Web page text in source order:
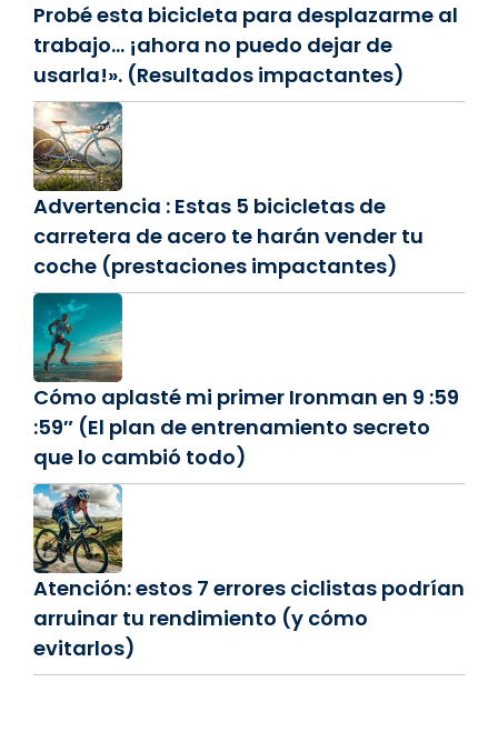
Probé esta bicicleta para desplazarme al
trabajo… ¡ahora no puedo dejar de
usarla!». (Resultados impactantes)
Advertencia : Estas 5 bicicletas de
carretera de acero te harán vender tu
coche (prestaciones impactantes)
Cómo aplasté mi primer Ironman en 9 :59
:59″ (El plan de entrenamiento secreto
que lo cambió todo)
Atención: estos 7 errores ciclistas podrían
arruinar tu rendimiento (y cómo
evitarlos)